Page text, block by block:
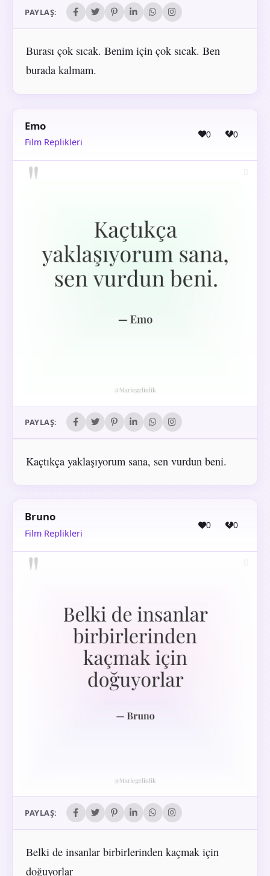
PAYLAŞ:
Burası çok sıcak. Benim için çok sıcak. Ben
burada kalmam.
Emo
Film Replikleri
0 0
PAYLAŞ:
Kaçtıkça yaklaşıyorum sana, sen vurdun beni.
Bruno
Film Replikleri
0 0
PAYLAŞ:
Belki de insanlar birbirlerinden kaçmak için
doğuyorlar